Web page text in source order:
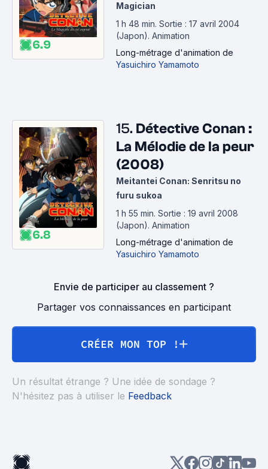
6.9
Magician
1 h 48 min. Sortie : 17 avril 2004
(Japon). Animation
Long-métrage d'animation de
Yasuichiro Yamamoto
6.8
15. Détective Conan :
La Mélodie de la peur
(2008)
Meitantei Conan: Senritsu no
furu sukoa
1 h 55 min. Sortie : 19 avril 2008
(Japon). Animation
Long-métrage d'animation de
Yasuichiro Yamamoto
Envie de participer au classement ?
Partager vos connaissances en participant
CRÉER MON TOP !
Un résultat étrange ? Une idée de sondage ?
N'hésitez pas à utiliser le Feedback